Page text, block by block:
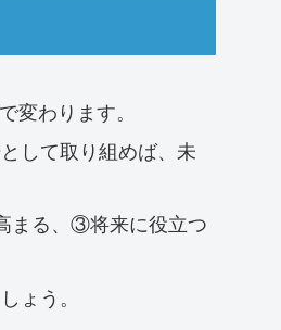
わります。
して取り組めば、未
まる、③将来に役立つ
ょう。